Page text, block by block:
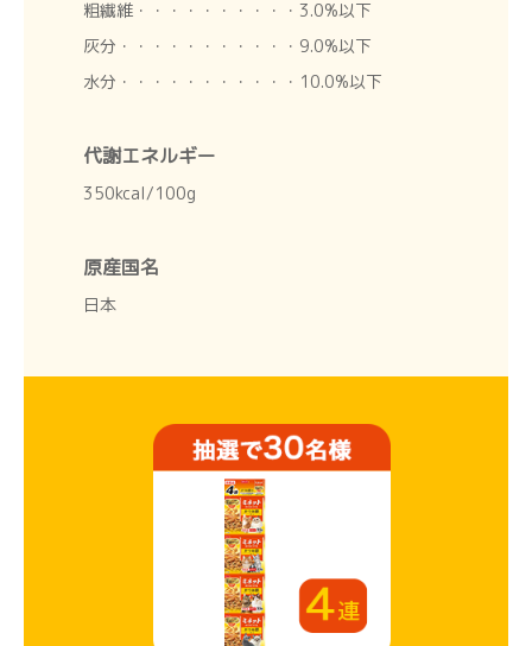
粗繊維・・・・・・・・・・3.0%以下
灰分・・・・・・・・・・・9.0%以下
水分・・・・・・・・・・・10.0%以下
代謝エネルギー
350kcal/100g
原産国名
日本